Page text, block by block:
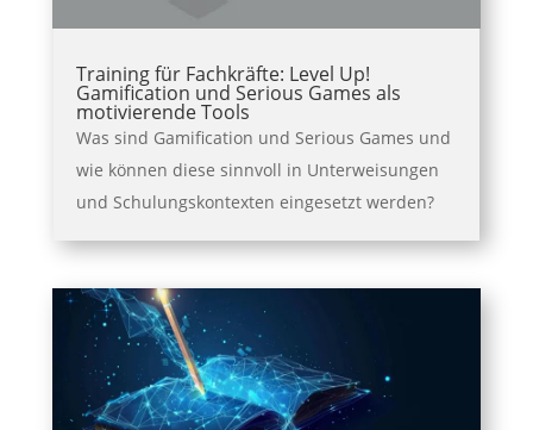
Training für Fachkräfte: Level Up!
Gamification und Serious Games als
motivierende Tools
Was sind Gamification und Serious Games und
wie können diese sinnvoll in Unterweisungen
und Schulungskontexten eingesetzt werden?